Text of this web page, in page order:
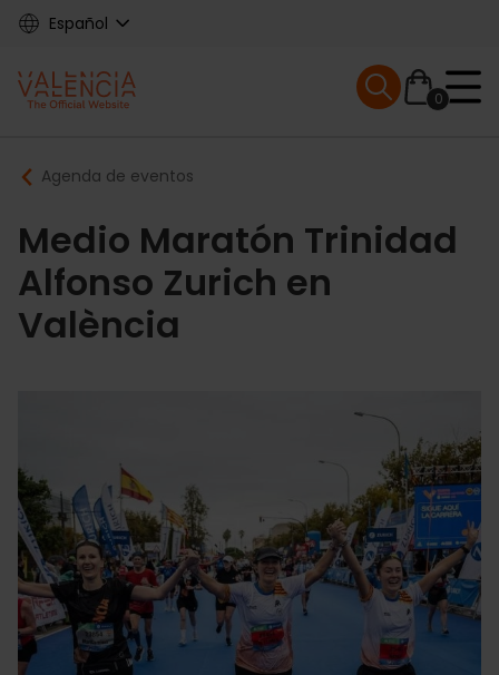
Skip
content
Español
Main
navigation
0
Mobile menu
Breadcrumb
Agenda de eventos
Medio Maratón Trinidad
Alfonso Zurich en
València